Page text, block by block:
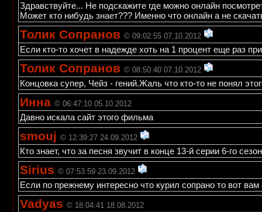
Здравствуйте... Не подскажите где можно онлайн
Может кто нибудь знает??? Именно что онлайн а не
Толик Сопранов © 09:02:55 07.10.2012
Если кто-то хочет в надежде хоть на 1 процент еще раз
Толик Сопранов © 08:50:40 07.10.2012
Концовка супер, Чейз - гений.Жаль что кто-то не понял
Инна © 06:47:10 05.10.2012
Давно искала сайт этого фильма
smouj © 12:39:27 24.09.2012
Кто знает, что за песня звучит в конце 13-й серии 6-го
Sirius © 07:53:59 23.09.2012
Если по прежнему интересно что курил сопрано то вот
Vadyas © 18:04:41 18.08.2012